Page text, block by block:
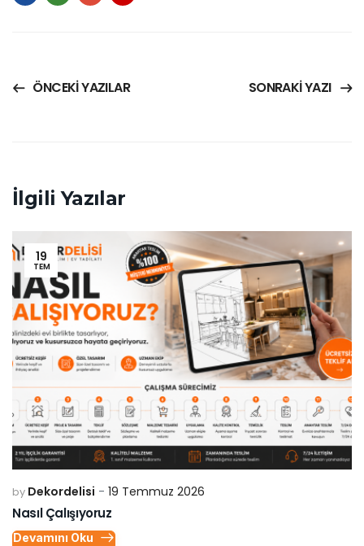
ÖNCEKI YAZILAR SONRAKI YAZI
İlgili Yazılar
19
TEM
by Dekordelisi 19 Temmuz 2026
Nasıl Çalışıyoruz
Devamını Oku